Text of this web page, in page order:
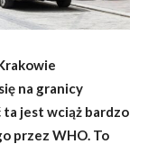
na granicy
ta jest wciąż bardzo
przez WHO. To